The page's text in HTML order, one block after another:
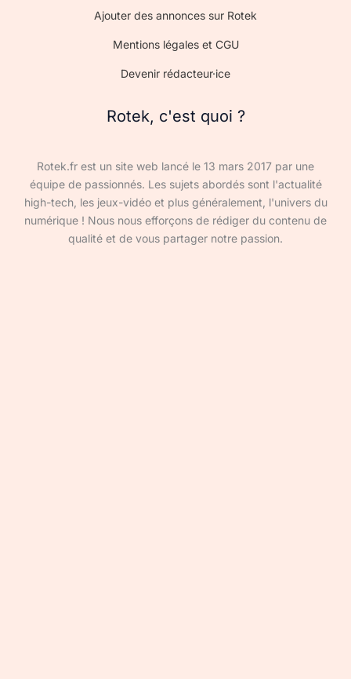
Ajouter des annonces sur Rotek
Mentions légales et CGU
Devenir rédacteur·ice
Rotek, c'est quoi ?
Rotek.fr est un site web lancé le 13 mars 2017 par une
équipe de passionnés. Les sujets abordés sont l'actualité
high-tech, les jeux-vidéo et plus généralement, l'univers du
numérique ! Nous nous efforçons de rédiger du contenu de
qualité et de vous partager notre passion.